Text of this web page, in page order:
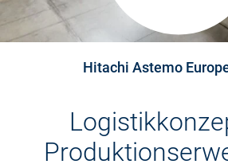
Hitachi Astemo